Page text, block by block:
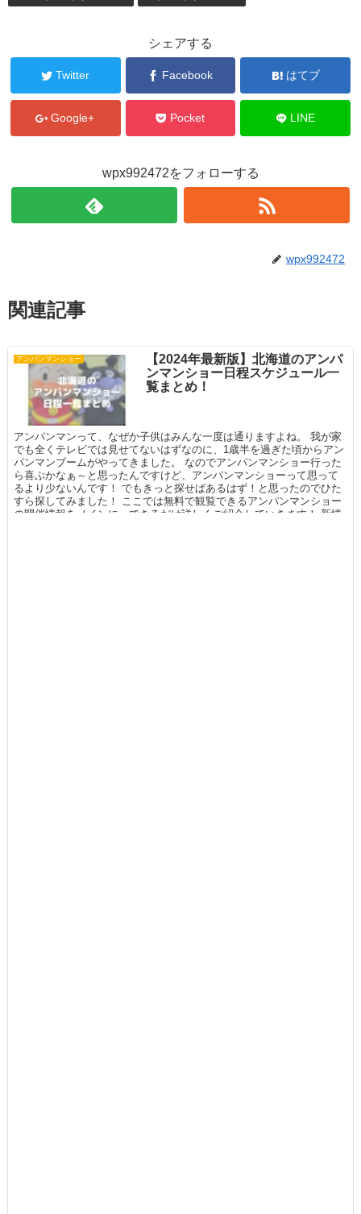
シェアする
Twitter Facebook はてブ
Google+ Pocket LINE
wpx992472をフォローする
wpx992472
関連記事
アンパンマンショー
【2024年最新版】北海道のアンパ
ンマンショー日程スケジュール一
覧まとめ！
アンパンマンって、なぜか子供はみんな一度は通りますよね。 我が家
でも全くテレビでは見せてないはずなのに、1歳半を過ぎた頃からアン
パンマンブームがやってきました。 なのでアンパンマンショー行った
ら喜ぶかなぁ～と思ったんですけど、アンパンマンショーって思って
るより少ないんです！ でもきっと探せばあるはず！と思ったのでひた
すら探してみました！ ここでは無料で観覧できるアンパンマンショー
の開催情報をメインに、できるだけ詳しくご紹介していきます！ 新情